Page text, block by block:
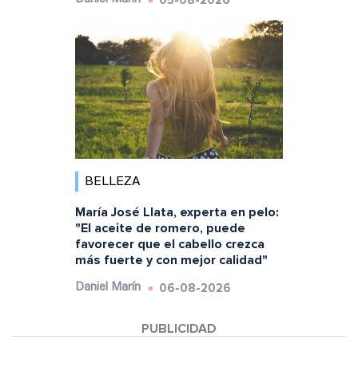
BELLEZA
María José Llata, experta en pelo:
"El aceite de romero, puede
favorecer que el cabello crezca
más fuerte y con mejor calidad"
Daniel Marín 06-08-2026